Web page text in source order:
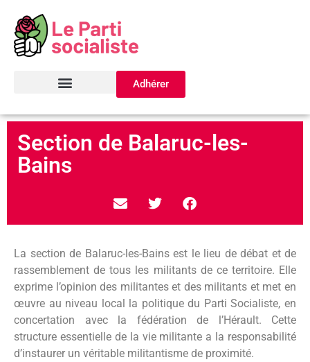
Adhérer
Section de Balaruc-les-
Bains
La section de Balaruc-les-Bains est le lieu de débat et de
rassemblement de tous les militants de ce territoire. Elle
exprime l’opinion des militantes et des militants et met en
œuvre au niveau local la politique du Parti Socialiste, en
concertation avec la fédération de l’Hérault. Cette
structure essentielle de la vie militante a la responsabilité
d’instaurer un véritable militantisme de proximité.